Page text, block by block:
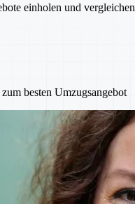
einholen und vergleichen
besten Umzugsangebot